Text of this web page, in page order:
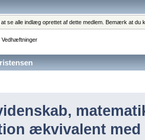
at se alle indlæg oprettet af dette medlem. Bemærk at
Vedhæftninger
ækvivalent